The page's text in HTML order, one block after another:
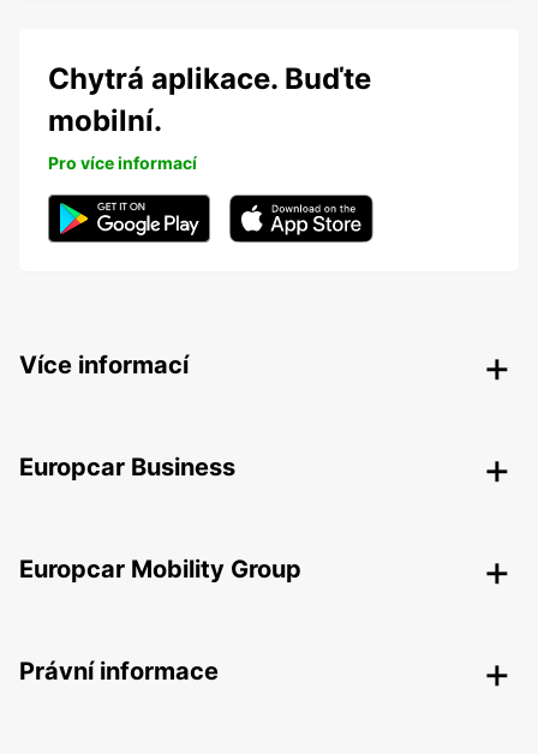
Chytrá aplikace. Buďte
mobilní.
Pro více informací
Více informací
Europcar Business
Europcar Mobility Group
Právní informace